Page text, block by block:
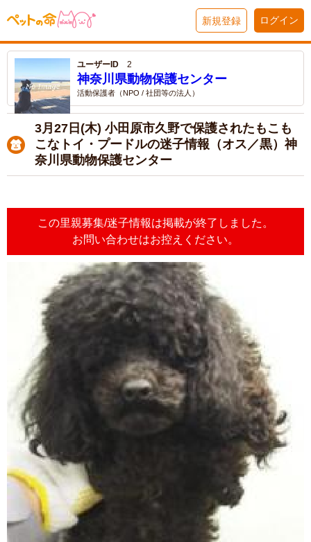
新規登録 ログイン
ユーザーID 2
神奈川県動物保護センター
活動保護者（NPO / 社団等の法人）
3月27日(木) 小田原市久野で保護されたもこも
こなトイ・プードルの迷子情報（オス／黒）神
奈川県動物保護センター
この里親募集/迷子情報は掲載が終了しました。
お問い合わせはお控えください。